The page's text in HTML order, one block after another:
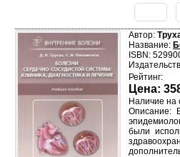
Автор:
Название:
ISBN:
Рейтинг:
Цена:
Наличие на
Описание:
были